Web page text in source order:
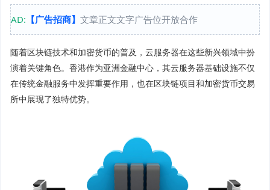
AD: 【广告招商】 文章正文文字广告位开放合作
随着区块链技术和加密货币的普及，云服务器在这些新兴领域中扮
演着关键角色。香港作为亚洲金融中心，其云服务器基础设施不仅
在传统金融服务中发挥重要作用，也在区块链项目和加密货币交易
所中展现了独特优势。